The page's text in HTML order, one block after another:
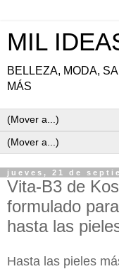
MIL
BELLEZA, MODA,
MÁS
jueves, 21 de
Vita-B3 de
formulado
hasta las
Hasta las pieles